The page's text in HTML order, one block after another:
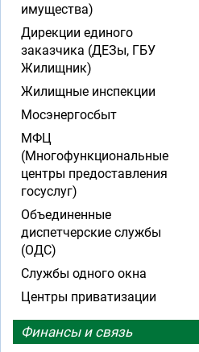
имущества)
Дирекции единого
заказчика (ДЕЗы, ГБУ
Жилищник)
Жилищные инспекции
Мосэнергосбыт
МФЦ
(Многофункциональные
центры предоставления
госуслуг)
Объединенные
диспетчерские службы
(ОДС)
Службы одного окна
Центры приватизации
Финансы и связь